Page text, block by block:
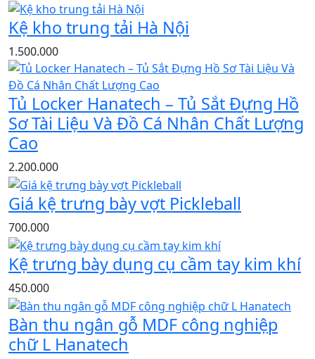
Kệ kho trung tải Hà Nội
1.500.000
Tủ Locker Hanatech – Tủ Sắt Đựng Hồ
Sơ Tài Liệu Và Đồ Cá Nhân Chất Lượng
Cao
2.200.000
Giá kệ trưng bày vợt Pickleball
700.000
Kệ trưng bày dụng cụ cầm tay kim khí
450.000
Bàn thu ngân gỗ MDF công nghiệp
chữ L Hanatech